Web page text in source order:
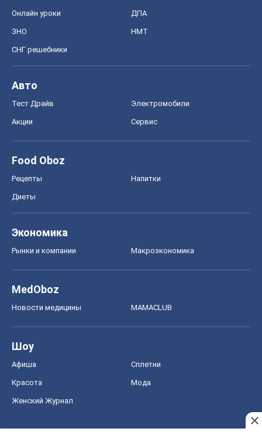
Онлайн уроки ДПА
ЗНО НМТ
СНГ решебники
Авто
Тест Драйв Электромобили
Акции Сервис
Food Oboz
Рецепты Напитки
Диеты
Экономика
Рынки и компании Mакроэкономика
MedOboz
Новости медицины MAMACLUB
Шоу
Афиша Сплетни
Красота Мода
Женский Журнал